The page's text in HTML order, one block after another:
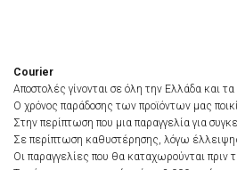
Courier
Αποστολές γίνονται σε όλη την Ελλάδα και
Ο χρόνος παράδοσης των προϊόντων μας
Στην περίπτωση που μια παραγγελία για
Σε περίπτωση καθυστέρησης, λόγω
Οι παραγγελίες που θα καταχωρούνται πριν